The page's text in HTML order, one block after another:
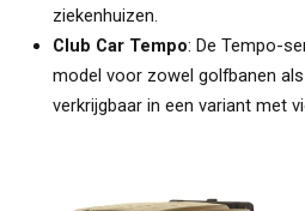
ziekenhuizen.
Club Car Tempo: De Tempo-
model voor zowel golfbanen
verkrijgbaar in een variant met